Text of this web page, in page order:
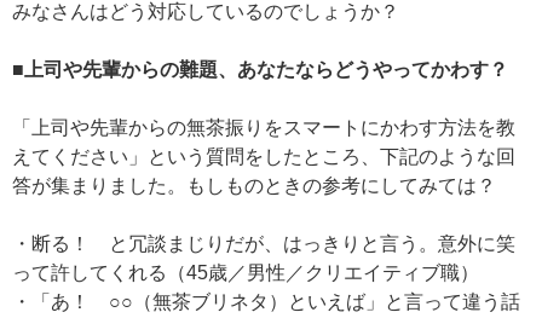
みなさんはどう対応しているのでしょうか？
■上司や先輩からの難題、あなたならどうやってかわす？
「上司や先輩からの無茶振りをスマートにかわす方法を教
えてください」という質問をしたところ、下記のような回
答が集まりました。もしものときの参考にしてみては？
・断る！ と冗談まじりだが、はっきりと言う。意外に笑
って許してくれる（45歳／男性／クリエイティブ職）
・「あ！ ○○（無茶ブリネタ）といえば」と言って違う話